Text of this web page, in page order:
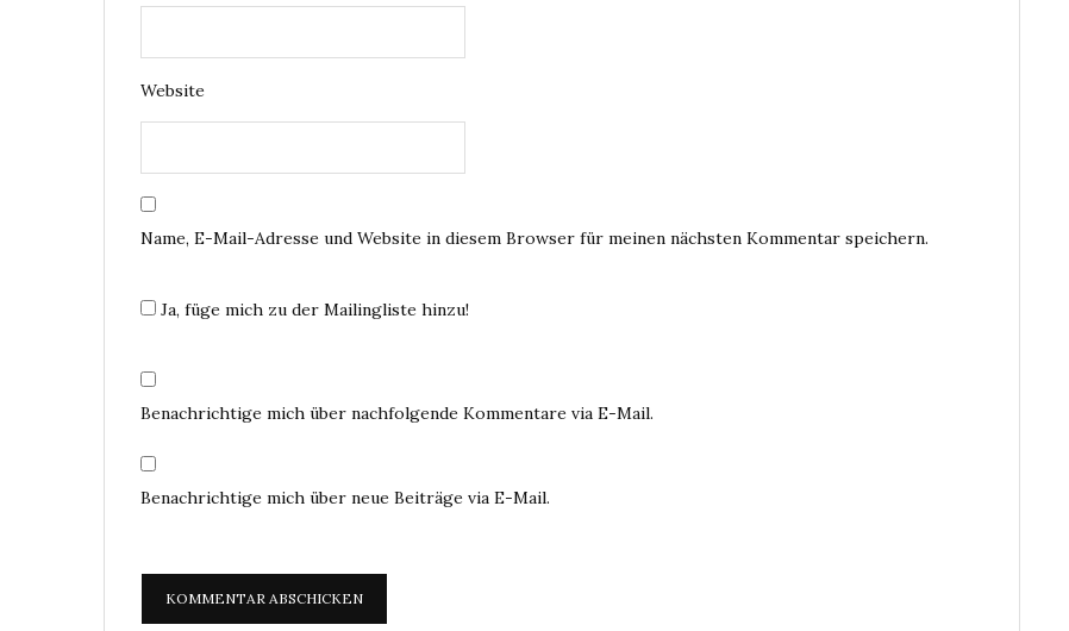
Website
Name, E-Mail-Adresse und Website in diesem Browser für meinen nächsten Kommentar speichern.
Ja, füge mich zu der Mailingliste hinzu!
Benachrichtige mich über nachfolgende Kommentare via E-Mail.
Benachrichtige mich über neue Beiträge via E-Mail.